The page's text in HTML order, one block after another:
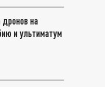
дронов на
и ультиматум